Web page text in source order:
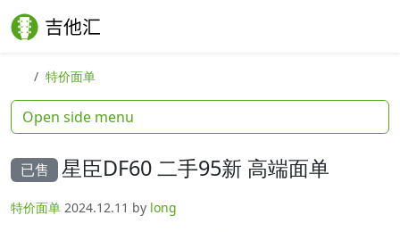
Skip to content
Skip to footer
特价面单
已售 星臣DF60 二手95新 高端面单
特价面单 2024.12.11 by long
Open side menu